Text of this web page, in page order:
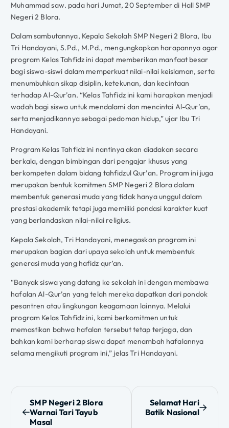
Muhammad saw. pada hari Jumat, 20 September di Hall SMP
Negeri 2 Blora.
Dalam sambutannya, Kepala Sekolah SMP Negeri 2 Blora, Ibu
Tri Handayani, S.Pd., M.Pd., mengungkapkan harapannya agar
program Kelas Tahfidz ini dapat memberikan manfaat besar
bagi siswa-siswi dalam memperkuat nilai-nilai keislaman, serta
menumbuhkan sikap disiplin, ketekunan, dan kecintaan
terhadap Al-Qur’an. “Kelas Tahfidz ini kami harapkan menjadi
wadah bagi siswa untuk mendalami dan mencintai Al-Qur’an,
serta menjadikannya sebagai pedoman hidup,” ujar Ibu Tri
Handayani.
Program Kelas Tahfidz ini nantinya akan diadakan secara
berkala, dengan bimbingan dari pengajar khusus yang
berkompeten dalam bidang tahfidzul Qur’an. Program ini juga
merupakan bentuk komitmen SMP Negeri 2 Blora dalam
membentuk generasi muda yang tidak hanya unggul dalam
prestasi akademik tetapi juga memiliki pondasi karakter kuat
yang berlandaskan nilai-nilai religius.
Kepala Sekolah, Tri Handayani, menegaskan program ini
merupakan bagian dari upaya sekolah untuk membentuk
generasi muda yang hafidz qur’an.
“Banyak siswa yang datang ke sekolah ini dengan membawa
hafalan Al-Qur’an yang telah mereka dapatkan dari pondok
pesantren atau lingkungan keagamaan lainnya. Melalui
program Kelas Tahfidz ini, kami berkomitmen untuk
memastikan bahwa hafalan tersebut tetap terjaga, dan
bahkan kami berharap siswa dapat menambah hafalannya
selama mengikuti program ini,” jelas Tri Handayani.
N
SMP Negeri 2 Blora
Warnai Tari Tayub
Masal
Selamat Hari
Batik Nasional